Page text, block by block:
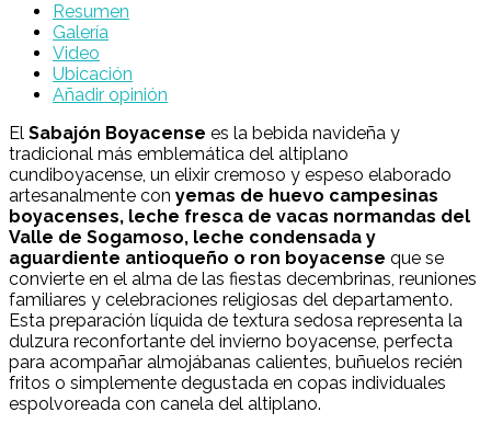
Resumen
Galería
Video
Ubicación
Añadir opinión
El Sabajón Boyacense es la bebida navideña y
tradicional más emblemática del altiplano
cundiboyacense, un elixir cremoso y espeso elaborado
artesanalmente con yemas de huevo campesinas
boyacenses, leche fresca de vacas normandas del
Valle de Sogamoso, leche condensada y
aguardiente antioqueño o ron boyacense que se
convierte en el alma de las fiestas decembrinas, reuniones
familiares y celebraciones religiosas del departamento.
Esta preparación líquida de textura sedosa representa la
dulzura reconfortante del invierno boyacense, perfecta
para acompañar almojábanas calientes, buñuelos recién
fritos o simplemente degustada en copas individuales
espolvoreada con canela del altiplano.